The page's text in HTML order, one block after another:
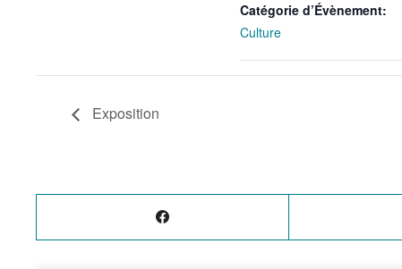
Catégorie d’Évènement:
Culture
Exposition